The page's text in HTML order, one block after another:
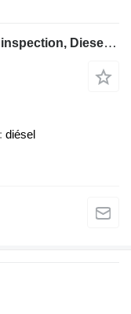
Atlas Copco QES 105 JD ST3 Valid inspection, Diesel, 105 kVA
diésel